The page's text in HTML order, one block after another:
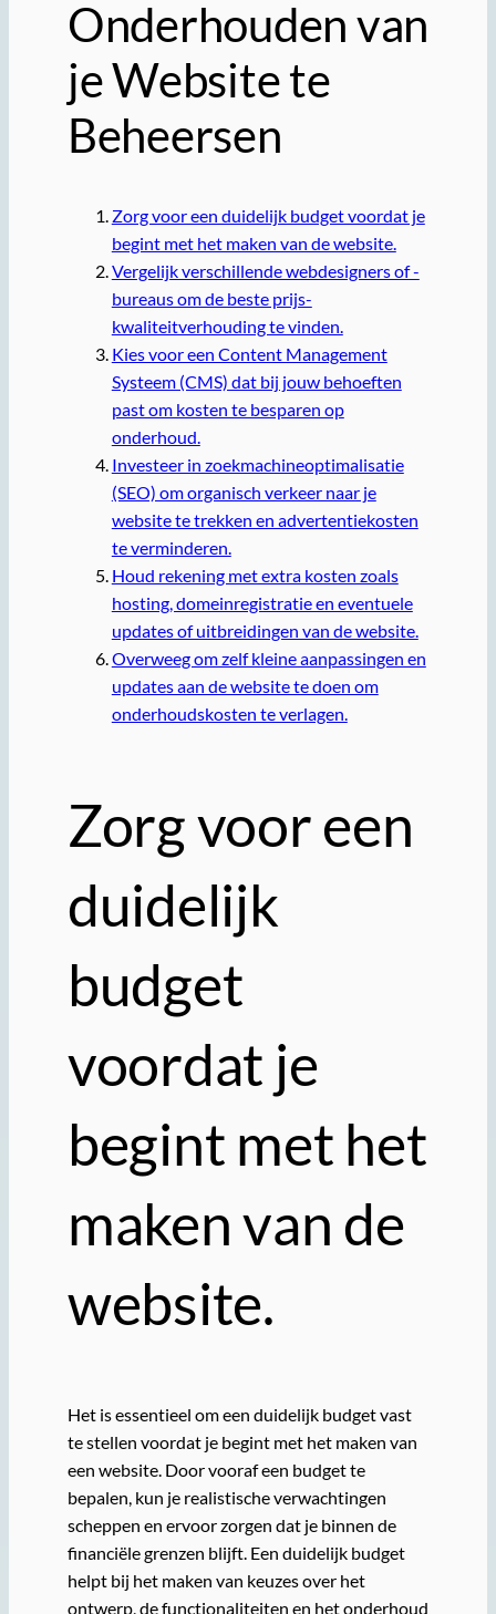
Onderhouden van
je Website te
Beheersen
Zorg voor een duidelijk budget voordat je
begint met het maken van de website.
Vergelijk verschillende webdesigners of -
bureaus om de beste prijs-
kwaliteitverhouding te vinden.
Kies voor een Content Management
Systeem (CMS) dat bij jouw behoeften
past om kosten te besparen op
onderhoud.
Investeer in zoekmachineoptimalisatie
(SEO) om organisch verkeer naar je
website te trekken en advertentiekosten
te verminderen.
Houd rekening met extra kosten zoals
hosting, domeinregistratie en eventuele
updates of uitbreidingen van de website.
Overweeg om zelf kleine aanpassingen en
updates aan de website te doen om
onderhoudskosten te verlagen.
Zorg voor een
duidelijk
budget
voordat je
begint met het
maken van de
website.
Het is essentieel om een duidelijk budget vast
te stellen voordat je begint met het maken van
een website. Door vooraf een budget te
bepalen, kun je realistische verwachtingen
scheppen en ervoor zorgen dat je binnen de
financiële grenzen blijft. Een duidelijk budget
helpt bij het maken van keuzes over het
ontwerp, de functionaliteiten en het onderhoud